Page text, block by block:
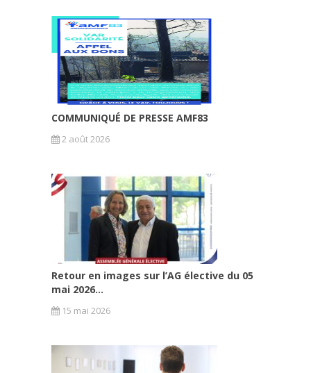
COMMUNIQUÉ DE PRESSE AMF83
2 août 2026
Retour en images sur l’AG élective du 05
mai 2026...
15 mai 2026